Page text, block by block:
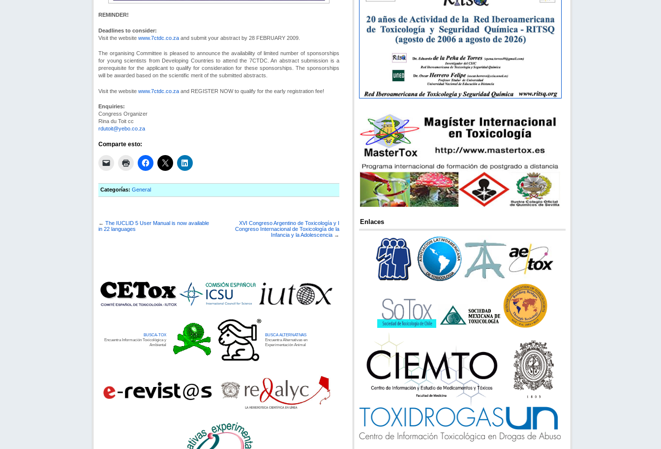
REMINDER!
Deadlines to consider:
Visit the website www.7ctdc.co.za and submit your abstract by 28 FEBRUARY 2009.
The organising Committee is pleased to announce the availability of limited number of sponsorships
for young scientists from Developing Countries to attend the 7CTDC. An abstract submission is a
prerequisite for the applicant to qualify for consideration for these sponsorships. The sponsorships
will be awarded based on the scientific merit of the submitted abstracts.
Visit the website www.7ctdc.co.za and REGISTER NOW to qualify for the early registration fee!
Enquiries:
Congress Organizer
Rina du Toit cc
rdutoit@yebo.co.za
Comparte esto:
Categorías: General
← The IUCLID 5 User Manual is now available
in 22 languages
XVI Congreso Argentino de Toxicología y I
Congreso Internacional de Toxicología de la
Infancia y la Adolescencia →
BUSCA-TOX
Encuentra Información Toxicológica y
Ambiental
BUSCA ALTERNATIVAS
Encuentra Alternativas en
Experimentación Animal
Enlaces